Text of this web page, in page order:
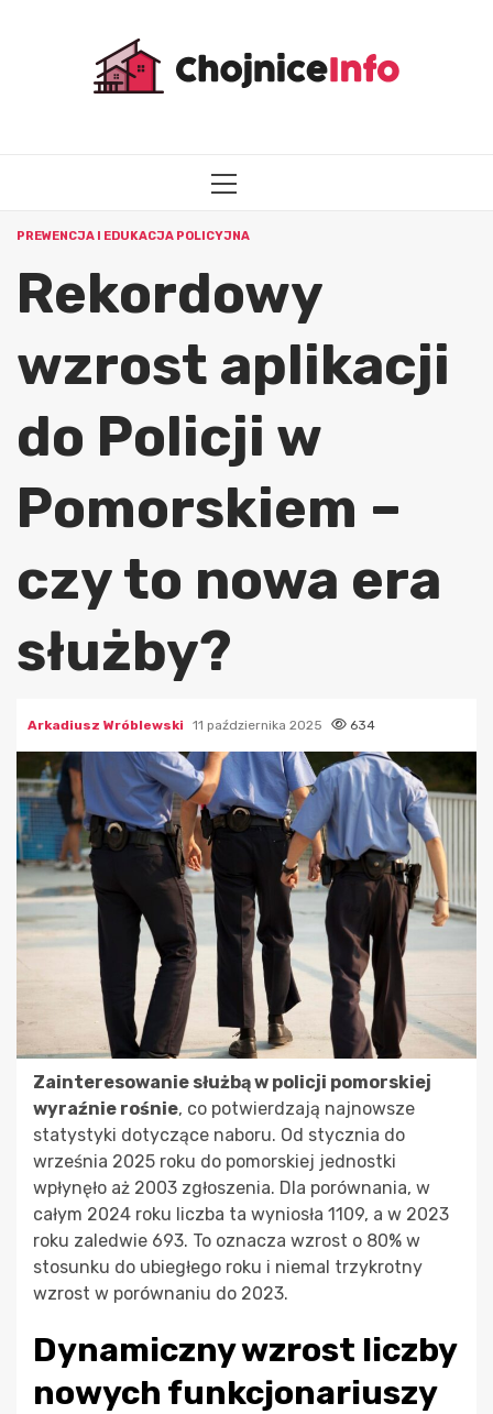
MENU
PREWENCJA I EDUKACJA POLICYJNA
Rekordowy
wzrost aplikacji
do Policji w
Pomorskiem –
czy to nowa era
służby?
Arkadiusz Wróblewski 11 października 2025 634
Zainteresowanie służbą w policji pomorskiej
wyraźnie rośnie, co potwierdzają najnowsze
statystyki dotyczące naboru. Od stycznia do
września 2025 roku do pomorskiej jednostki
wpłynęło aż 2003 zgłoszenia. Dla porównania, w
całym 2024 roku liczba ta wyniosła 1109, a w 2023
roku zaledwie 693. To oznacza wzrost o 80% w
stosunku do ubiegłego roku i niemal trzykrotny
wzrost w porównaniu do 2023.
Dynamiczny wzrost liczby
nowych funkcjonariuszy